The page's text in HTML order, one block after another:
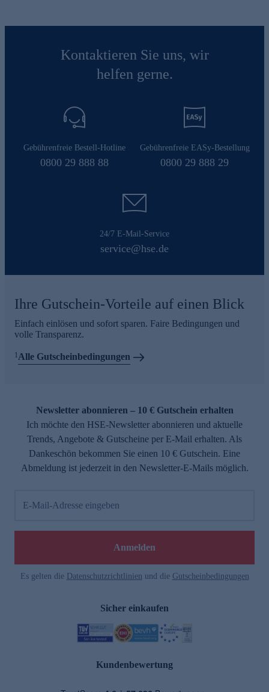
Kontaktieren Sie uns, wir
helfen gerne.
Gebührenfreie Bestell-Hotline
0800 29 888 88
Gebührenfreie EASy-Bestellung
0800 29 888 29
24/7 E-Mail-Service
service@hse.de
Ihre Gutschein-Vorteile auf einen Blick
Einfach einlösen und sofort sparen. Faire Bedingungen und
volle Transparenz.
1Alle Gutscheinbedingungen
Newsletter abonnieren – 10 € Gutschein erhalten
Ich möchte den HSE-Newsletter abonnieren und aktuelle
Trends, Angebote & Gutscheine per E-Mail erhalten. Als
Dankeschön bekommen Sie einen 10 € Gutschein. Eine
Abmeldung ist jederzeit in den Newsletter-E-Mails möglich.
E-Mail-Adresse eingeben
Anmelden
Es gelten die Datenschutzrichtlinien und die Gutscheinbedingungen
Sicher einkaufen
Kundenbewertung